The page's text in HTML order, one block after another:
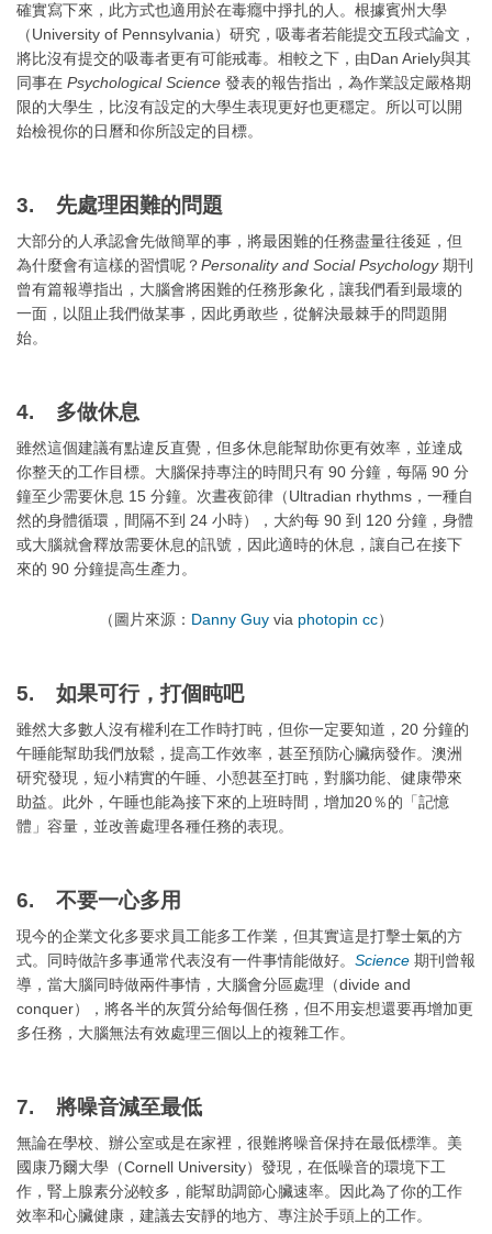
確實寫下來，此方式也適用於在毒癮中掙扎的人。根據賓州大學
（University of Pennsylvania）研究，吸毒者若能提交五段式論文，
將比沒有提交的吸毒者更有可能戒毒。相較之下，由Dan Ariely與其
同事在 Psychological Science 發表的報告指出，為作業設定嚴格期
限的大學生，比沒有設定的大學生表現更好也更穩定。所以可以開
始檢視你的日曆和你所設定的目標。
3. 先處理困難的問題
大部分的人承認會先做簡單的事，將最困難的任務盡量往後延，但
為什麼會有這樣的習慣呢？Personality and Social Psychology期刊
曾有篇報導指出，大腦會將困難的任務形象化，讓我們看到最壞的
一面，以阻止我們做某事，因此勇敢些，從解決最棘手的問題開
始。
4. 多做休息
雖然這個建議有點違反直覺，但多休息能幫助你更有效率，並達成
你整天的工作目標。大腦保持專注的時間只有 90 分鐘，每隔 90 分
鐘至少需要休息 15 分鐘。次晝夜節律（Ultradian rhythms，一種自
然的身體循環，間隔不到 24 小時），大約每 90 到 120 分鐘，身體
或大腦就會釋放需要休息的訊號，因此適時的休息，讓自己在接下
來的 90 分鐘提高生產力。
（圖片來源： Danny Guy via photopin cc）
5. 如果可行，打個盹吧
雖然大多數人沒有權利在工作時打盹，但你一定要知道，20 分鐘的
午睡能幫助我們放鬆，提高工作效率，甚至預防心臟病發作。澳洲
研究發現，短小精實的午睡、小憩甚至打盹，對腦功能、健康帶來
助益。此外，午睡也能為接下來的上班時間，增加20％的「記憶
體」容量，並改善處理各種任務的表現。
6. 不要一心多用
現今的企業文化多要求員工能多工作業，但其實這是打擊士氣的方
式。同時做許多事通常代表沒有一件事情能做好。 Science 期刊曾報
導，當大腦同時做兩件事情，大腦會分區處理（divide and
conquer），將各半的灰質分給每個任務，但不用妄想還要再增加更
多任務，大腦無法有效處理三個以上的複雜工作。
7. 將噪音減至最低
無論在學校、辦公室或是在家裡，很難將噪音保持在最低標準。美
國康乃爾大學（Cornell University）發現，在低噪音的環境下工
作，腎上腺素分泌較多，能幫助調節心臟速率。因此為了你的工作
效率和心臟健康，建議去安靜的地方、專注於手頭上的工作。